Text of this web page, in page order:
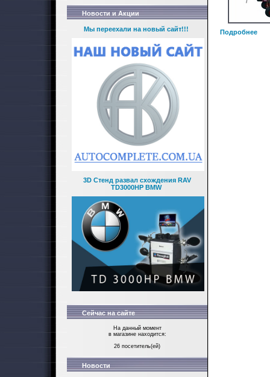
Новости и Акции
Мы переехали на новый сайт!!!
3D Стенд развал схождения RAV
TD3000HP BMW
Сейчас на сайте
На данный момент
в магазине находится:
26 посетитель(ей)
Новости
Подробнее